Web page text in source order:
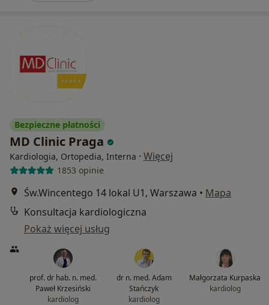
Bezpieczne płatności
MD Clinic Praga
Kardiologia, Ortopedia, Interna · Więcej
1853 opinie
Św.Wincentego 14 lokal U1, Warszawa • Mapa
Konsultacja kardiologiczna
Pokaż więcej usług
prof. dr hab. n. med.
Paweł Krzesiński
kardiolog
dr n. med. Adam
Stańczyk
kardiolog
Małgorzata Kurpaska
kardiolog